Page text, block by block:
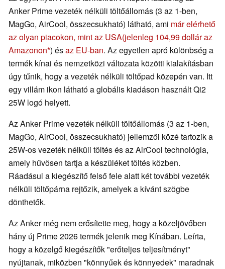
Anker Prime vezeték nélküli töltőállomás (3 az 1-ben,
MagGo, AirCool, összecsukható) látható, ami már elérhető
az olyan piacokon, mint az USA(jelenleg 104,99 dollár az
Amazonon ) ésaz EU-ban. Az egyetlen apró különbség a
termék kínai és nemzetközi változata közötti kialakításban
úgy tűnik, hogy a vezeték nélküli töltőpad közepén van. Itt
egy villám ikon látható a globális kiadáson használt Qi2
25W logó helyett.
Az Anker Prime vezeték nélküli töltőállomás (3 az 1-ben,
MagGo, AirCool, összecsukható) jellemzői közé tartozik a
25W-os vezeték nélküli töltés és az AirCool technológia,
amely hűvösen tartja a készüléket töltés közben.
Ráadásul a kiegészítő felső fele alatt két további vezeték
nélküli töltőpárna rejtőzik, amelyek a kívánt szögbe
dönthetők.
Az Anker még nem erősítette meg, hogy a közeljövőben
hány új Prime 2026 termék jelenik meg Kínában. Leírta,
hogy a közelgő kiegészítők "erőteljes teljesítményt"
nyújtanak, miközben "könnyűek és könnyedek" maradnak